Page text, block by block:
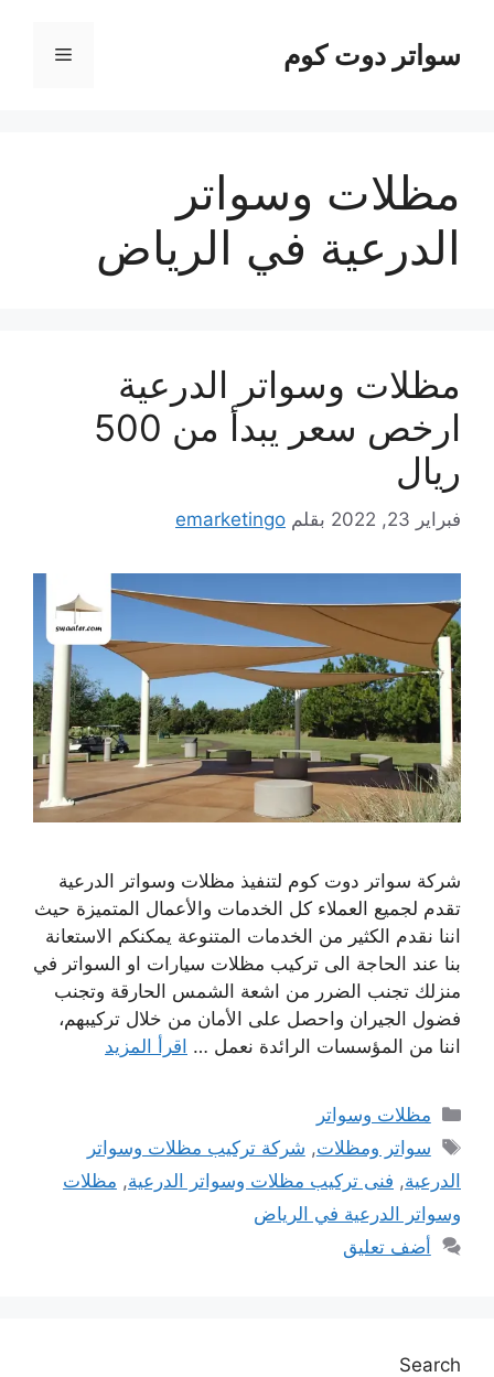
المحتوىسواتر دوت كوم القائمة
مظلات وسواتر
الدرعية في الرياض
مظلات وسواتر الدرعية
ارخص سعر يبدأ من 500
ريال
فبراير 23, 2022 بقلم emarketingo
شركة سواتر دوت كوم لتنفيذ مظلات وسواتر الدرعية
تقدم لجميع العملاء كل الخدمات والأعمال المتميزة حيث
اننا نقدم الكثير من الخدمات المتنوعة يمكنكم الاستعانة
بنا عند الحاجة الى تركيب مظلات سيارات او السواتر في
منزلك تجنب الضرر من اشعة الشمس الحارقة وتجنب
فضول الجيران واحصل على الأمان من خلال تركيبهم،
اننا من المؤسسات الرائدة نعمل … اقرأ المزيد
التصنيفات
مظلات وسواتر
الوسوم
سواتر ومظلات, شركة تركيب مظلات وسواتر
الدرعية, فنى تركيب مظلات وسواتر الدرعية, مظلات
وسواتر الدرعية في الرياض
أضف تعليق
Search